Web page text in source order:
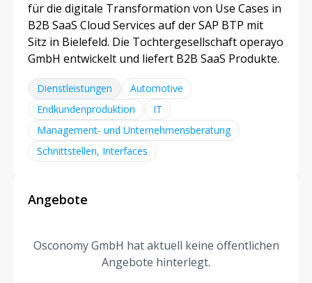
für die digitale Transformation von Use Cases in
B2B SaaS Cloud Services auf der SAP BTP mit
Sitz in Bielefeld. Die Tochtergesellschaft operayo
GmbH entwickelt und liefert B2B SaaS Produkte.
Dienstleistungen
Automotive
Endkundenproduktion
IT
Management- und Unternehmensberatung
Schnittstellen, Interfaces
Angebote
Osconomy GmbH hat aktuell keine öffentlichen
Angebote hinterlegt.